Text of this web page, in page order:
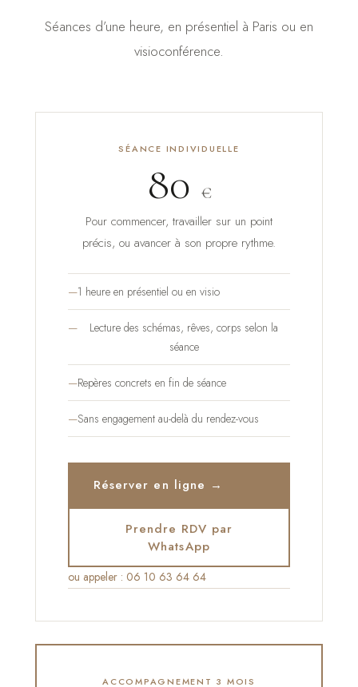
Séances d’une heure, en présentiel à Paris ou en
visioconférence.
SÉANCE INDIVIDUELLE
80 €
Pour commencer, travailler sur un point
précis, ou avancer à son propre rythme.
1 heure en présentiel ou en visio
Lecture des schémas, rêves, corps selon la
séance
Repères concrets en fin de séance
Sans engagement au-delà du rendez-vous
Réserver en ligne →
Prendre RDV par
WhatsApp
ou appeler : 06 10 63 64 64
ACCOMPAGNEMENT 3 MOIS